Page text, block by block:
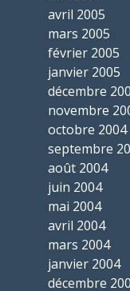
avril 2005
mars 2005
février 2005
janvier 2005
décembre
novembre
octobre 2004
septembre
août 2004
juin 2004
mai 2004
avril 2004
mars 2004
janvier 2004
décembre